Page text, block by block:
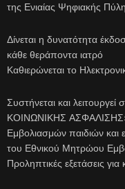
της Ενιαίας Ψηφιακής
Δίνεται η δυνατότητα
κάθε θεράποντα ιατρό
Καθιερώνεται το
Συστήνεται και
ΚΟΙΝΩΝΙΚΗΣ
Εμβολιασμών παιδιών
του Εθνικού Μητρώου
Προληπτικές εξετάσεις